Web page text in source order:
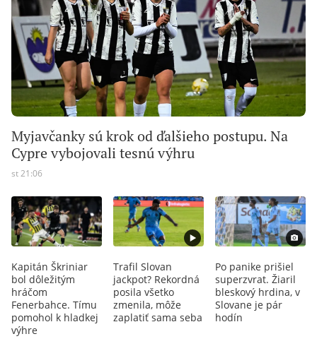
Myjavčanky sú krok od ďalšieho postupu. Na
Cypre vybojovali tesnú výhru
st 21:06
Kapitán Škriniar
bol dôležitým
hráčom
Fenerbahce. Tímu
pomohol k hladkej
výhre
Trafil Slovan
jackpot? Rekordná
posila všetko
zmenila, môže
zaplatiť sama seba
Po panike prišiel
superzvrat. Žiaril
bleskový hrdina, v
Slovane je pár
hodín